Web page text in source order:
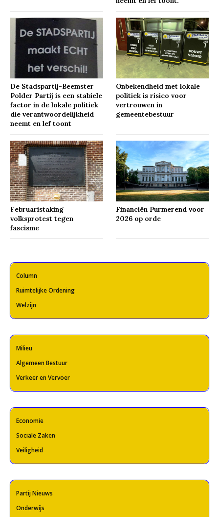
De Stadspartij-Beemster
Polder Partij is een stabiele
factor in de lokale politiek
die verantwoordelijkheid
neemt en lef toont
Onbekendheid met lokale
politiek is risico voor
vertrouwen in
gemeentebestuur
Februaristaking
volksprotest tegen
fascisme
Financiën Purmerend voor
2026 op orde
Column
Ruimtelijke Ordening
Welzijn
Milieu
Algemeen Bestuur
Verkeer en Vervoer
Economie
Sociale Zaken
Veiligheid
Partij Nieuws
Onderwijs